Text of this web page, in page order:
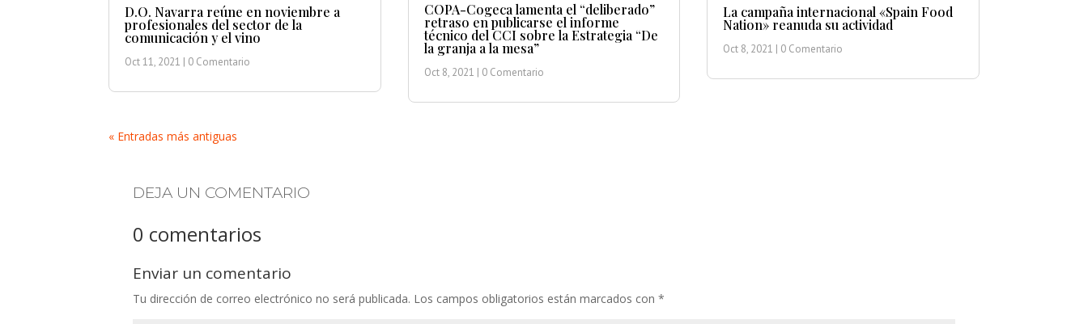
D.O. Navarra reúne en noviembre a
profesionales del sector de la
comunicación y el vino
Oct 11, 2021 | 0 Comentario
COPA-Cogeca lamenta el “deliberado”
retraso en publicarse el informe
técnico del CCI sobre la Estrategia “De
la granja a la mesa”
Oct 8, 2021 | 0 Comentario
La campaña internacional «Spain Food
Nation» reanuda su actividad
Oct 8, 2021 | 0 Comentario
« Entradas más antiguas
DEJA UN COMENTARIO
0 comentarios
Enviar un comentario
Tu dirección de correo electrónico no será publicada. Los campos obligatorios están marcados con*